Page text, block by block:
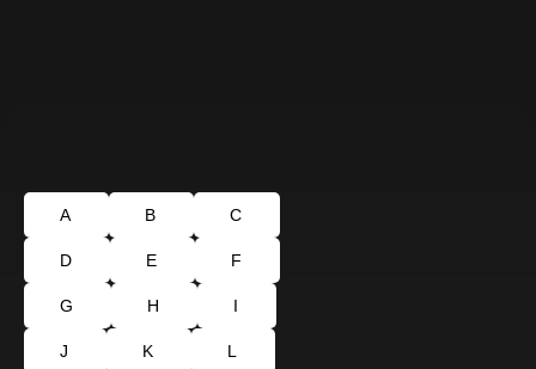
A B C
D E F
G H I
J K L